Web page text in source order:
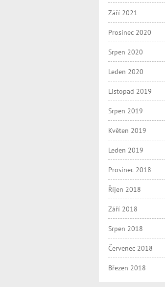
Září 2021
Prosinec 2020
Srpen 2020
Leden 2020
Listopad 2019
Srpen 2019
Květen 2019
Leden 2019
Prosinec 2018
Říjen 2018
Září 2018
Srpen 2018
Červenec 2018
Březen 2018